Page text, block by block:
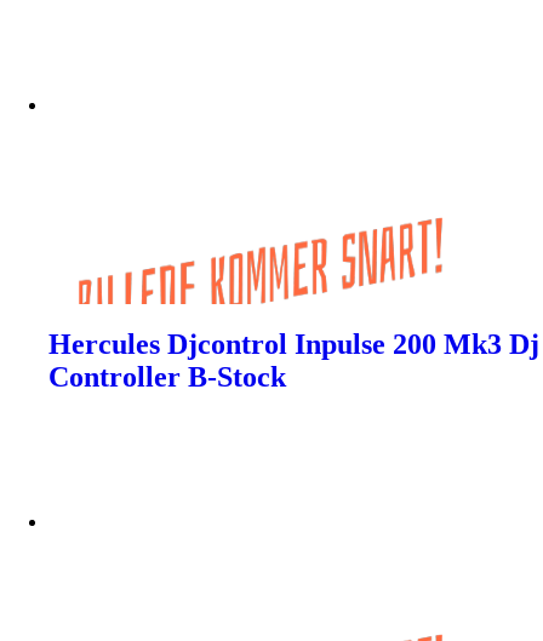
Hercules Djcontrol Inpulse 200 Mk3 Dj
Controller B-Stock